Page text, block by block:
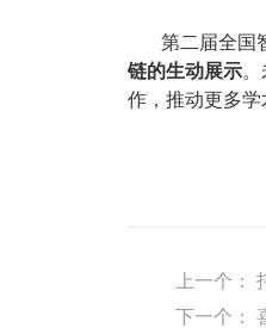
第二届全国
链的生动展示
作，推动更多
上一个：
下一个：